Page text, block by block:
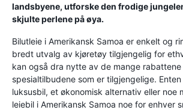
landsbyene, utforske den frodige
skjulte perlene på øya.
Bilutleie i Amerikansk Samoa er enkelt og
bredt utvalg av kjøretøy tilgjengelig for
kan også dra nytte av de mange rabattene
spesialtilbudene som er tilgjengelige.
luksusbil, et økonomisk alternativ eller noe
leiebil i Amerikansk Samoa noe for enhver